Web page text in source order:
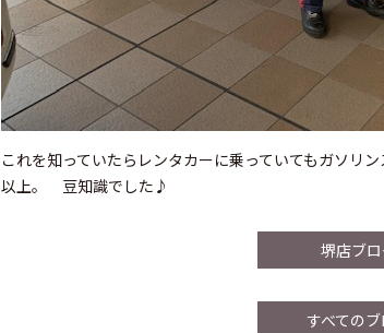
これを知っていたらレンタカーに乗っていてもガソリ
以上。 豆知識でした♪
堺店ブ
すべての